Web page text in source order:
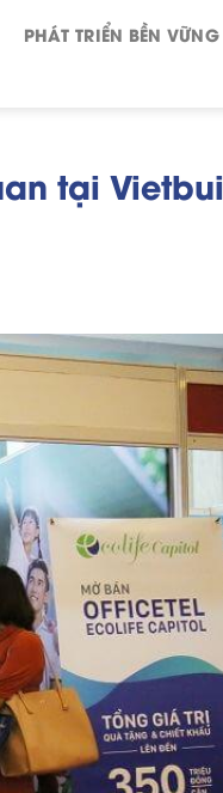
PHÁT TRIỂN BỀN VỮNG
tại